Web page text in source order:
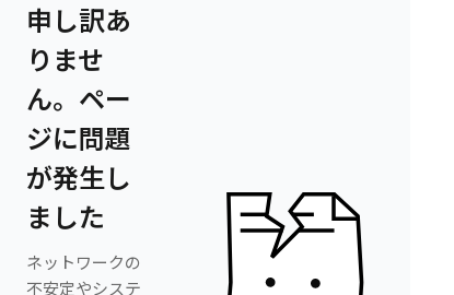
申し訳あ
りませ
ん。ペー
ジに問題
が発生し
ました
ネットワークの
不安定やシステ